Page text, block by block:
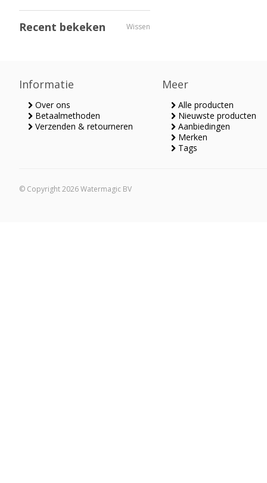
Recent bekeken Wissen
Informatie
Over ons
Betaalmethoden
Verzenden & retourneren
Meer
Alle producten
Nieuwste producten
Aanbiedingen
Merken
Tags
© Copyright 2026 Watermagic BV